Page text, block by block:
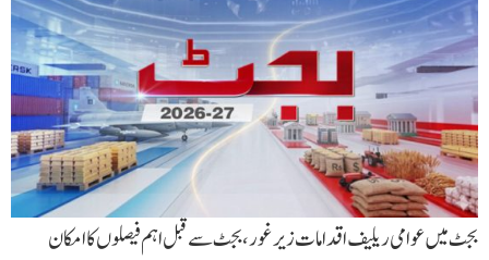
بجٹ میں عوامی ریلیف اقدامات زیر غور،بجٹ سے قبل اہم فیصلوں کا امکان